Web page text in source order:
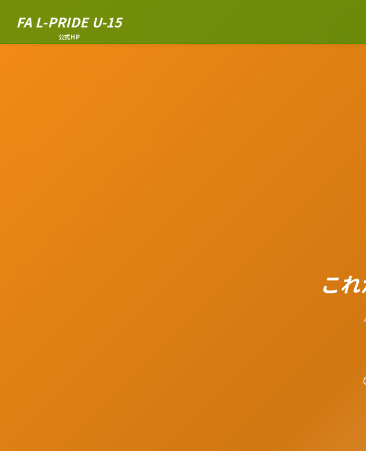
FA L-PRIDE U-15
公式HP
こ